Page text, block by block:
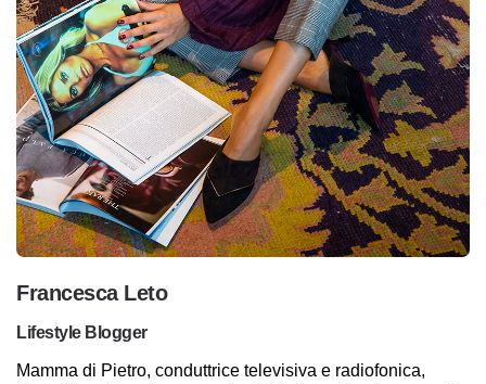
Francesca Leto
Lifestyle Blogger
Mamma di Pietro, conduttrice televisiva e radiofonica,